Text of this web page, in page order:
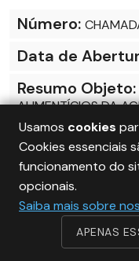
Número:
Data de
Resumo Objeto:
ALIMENTÍCIOS DA
EMPREENDEDOR
ESCOLAR NOS
FEDERAL 11.947/
JUNHO DE 2013 DO
Situação:ABERTA
Modalidade:
Usamos cookies
Cookies essenciais
funcionamento do
opcionais.
Saiba mais sobre
APENAS